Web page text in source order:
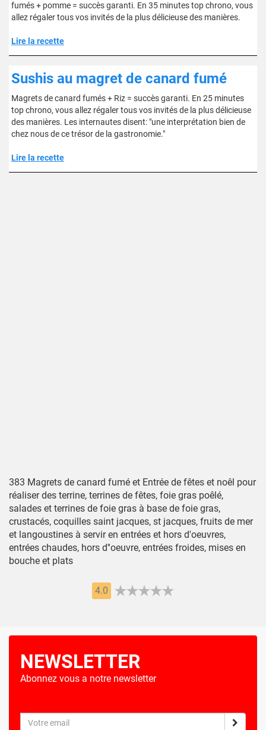
fumés + pomme = succès garanti. En 35 minutes top chrono, vous
allez régaler tous vos invités de la plus délicieuse des manières.
Lire la recette
Sushis au magret de canard fumé
Magrets de canard fumés + Riz = succès garanti. En 25 minutes
top chrono, vous allez régaler tous vos invités de la plus délicieuse
des manières. Les internautes disent: "une interprétation bien de
chez nous de ce trésor de la gastronomie."
Lire la recette
383 Magrets de canard fumé et Entrée de fêtes et noêl pour
réaliser des terrine, terrines de fêtes, foie gras poêlé,
salades et terrines de foie gras à base de foie gras,
crustacés, coquilles saint jacques, st jacques, fruits de mer
et langoustines à servir en entrées et hors d'oeuvres,
entrées chaudes, hors d''oeuvre, entrées froides, mises en
bouche et plats
4.0
NEWSLETTER
Abonnez vous a notre newsletter